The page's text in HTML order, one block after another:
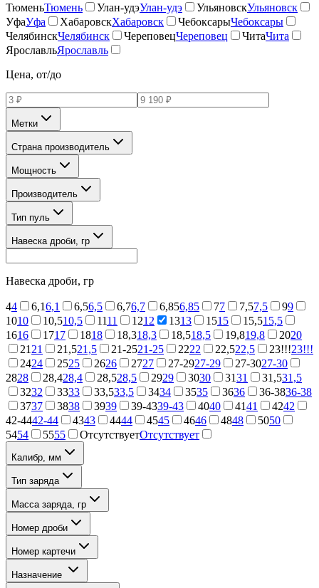
ТюменьТюмень Улан-удэУлан-удэ УльяновскУльяновск
УфаУфа ХабаровскХабаровск ЧебоксарыЧебоксары
ЧелябинскЧелябинск ЧереповецЧереповец ЧитаЧита
ЯрославльЯрославль
Цена, от/до
Метки
Страна производитель
Мощность
Производитель
Тип пуль
Навеска дроби, гр
Навеска дроби, гр
44 6,16,1 6,56,5 6,76,7 6,856,85 77 7,57,5 99
1010 10,510,5 1111 1212 1313 1515 15,515,5
1616 1717 1818 18,318,3 18,518,5 19,819,8 2020
21 21 21,521,5 21-2521-25 2222 22,522,5 23!!!23!!!
2424 2525 2626 2727 27-2927-29 27-3027-30
2828 28,428,4 28,528,5 2929 3030 3131 31,531,5
3232 3333 33,533,5 3434 3535 3636 36-3836-38
3737 3838 3939 39-4339-43 4040 4141 4242
42-4442-44 4343 4444 4545 4646 4848 5050
5454 5555 ОтсутствуетОтсутствует
Калибр, мм
Тип заряда
Масса заряда, гр
Номер дроби
Номер картечи
Назначение